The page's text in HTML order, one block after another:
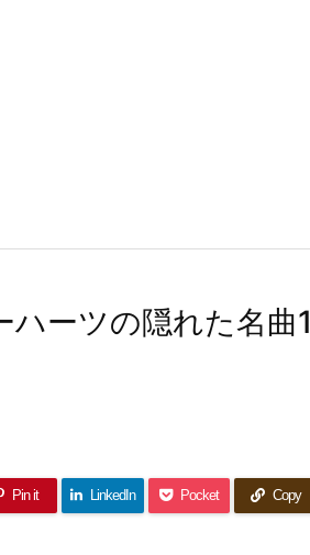
ハーツの隠れた名曲1
Pin it LinkedIn Pocket Copy